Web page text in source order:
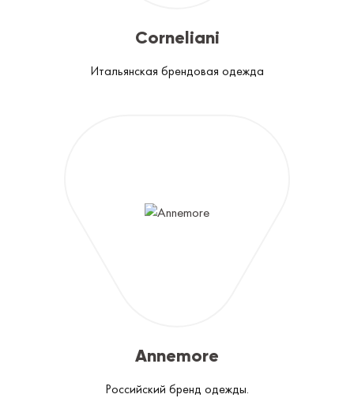
Corneliani
Итальянская брендовая одежда
Annemore
Российский бренд одежды.